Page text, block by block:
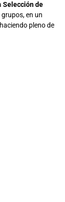
Selección de
en un
pleno de